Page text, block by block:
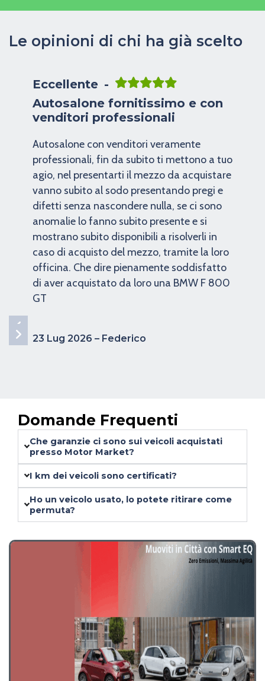
Le opinioni di chi ha già scelto
23 Lug 2026 – Federico
Autosalone fornitissimo e con
venditori professionali
Autosalone con venditori veramente
professionali, fin da subito ti mettono a tuo
agio, nel presentarti il mezzo da acquistare
vanno subito al sodo presentando pregi e
difetti senza nascondere nulla, se ci sono
anomalie lo fanno subito presente e si
mostrano subito disponibili a risolverli in
caso di acquisto del mezzo, tramite la loro
officina. Che dire pienamente soddisfatto
di aver acquistato da loro una BMW F 800
GT
Eccellente
Domande Frequenti
Che garanzie ci sono sui veicoli acquistati
presso Motor Market?
I km dei veicoli sono certificati?
Ho un veicolo usato, lo potete ritirare come
permuta?